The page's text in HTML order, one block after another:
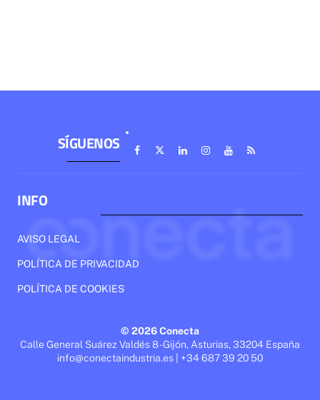
SÍGUENOS
INFO
AVISO LEGAL
POLÍTICA DE PRIVACIDAD
POLÍTICA DE COOKIES
© 2026 Conecta
Calle General Suárez Valdés 8 - Gijón, Asturias, 33204 España
info@conectaindustria.es | +34 687 39 20 50